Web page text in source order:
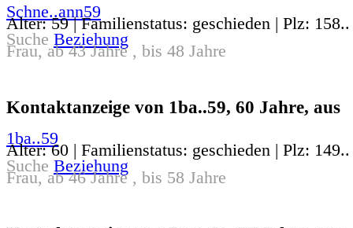
Schne..ann59
Alter: 59 | Familienstatus: geschieden | Plz:
Suche Beziehung
Frau, ab 43 Jahre , bis 48 Jahre
Kontaktanzeige von 1ba..59, 60 Jahre, aus
1ba..59
Alter: 60 | Familienstatus: geschieden | Plz: 149..
Suche Beziehung
Frau, ab 46 Jahre , bis 58 Jahre